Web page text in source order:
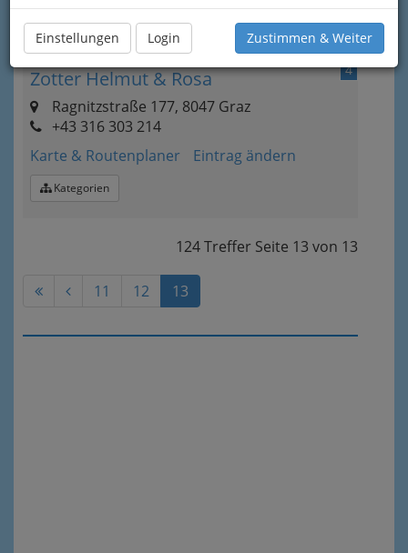
Einstellungen Login Zustimmen & Weiter
4
Zotter Helmut & Rosa
Ragnitzstraße 177, 8047 Graz
+43 316 303 214
Karte & Routenplaner
Eintrag ändern
Kategorien
124 Treffer Seite 13 von 13
11 12 13